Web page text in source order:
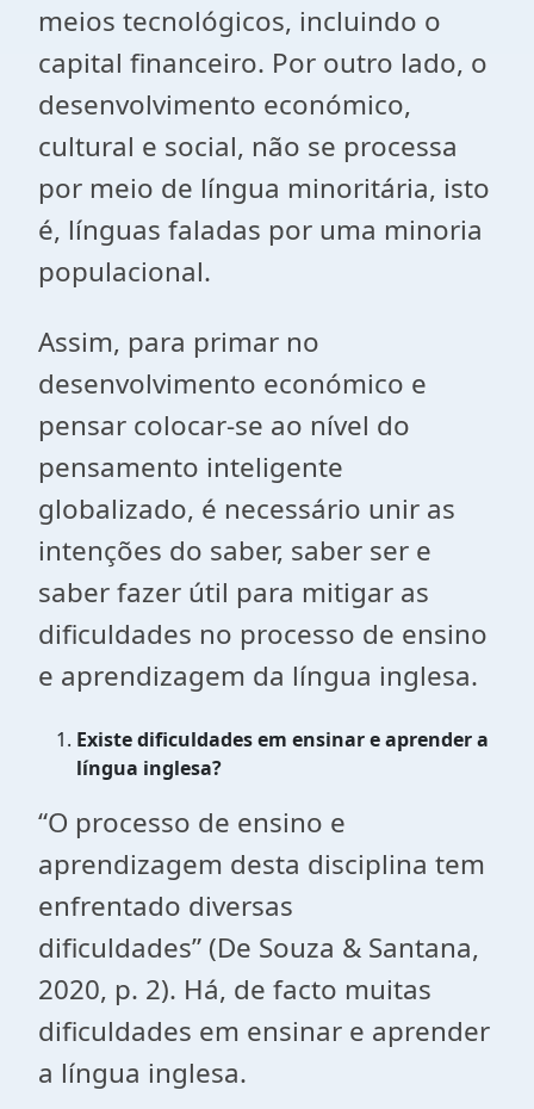
meios tecnológicos, incluindo o
capital financeiro. Por outro lado, o
desenvolvimento económico,
cultural e social, não se processa
por meio de língua minoritária, isto
é, línguas faladas por uma minoria
populacional.
Assim, para primar no
desenvolvimento económico e
pensar colocar-se ao nível do
pensamento inteligente
globalizado, é necessário unir as
intenções do saber, saber ser e
saber fazer útil para mitigar as
dificuldades no processo de ensino
e aprendizagem da língua inglesa.
Existe dificuldades em ensinar e aprender a
língua inglesa?
“O processo de ensino e
aprendizagem desta disciplina tem
enfrentado diversas
dificuldades” (De Souza & Santana,
2020, p. 2). Há, de facto muitas
dificuldades em ensinar e aprender
a língua inglesa.